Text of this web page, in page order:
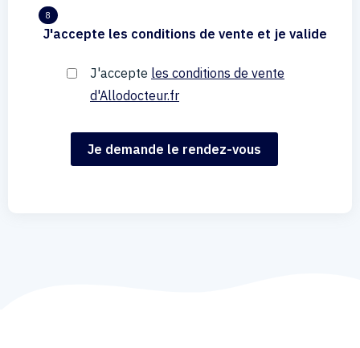
8
J'accepte les conditions de vente et je valide
J'accepte les conditions de vente
d'Allodocteur.fr